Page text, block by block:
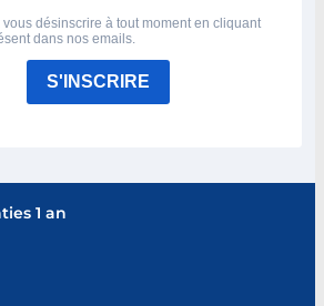
vous désinscrire à tout moment en cliquant
dans nos emails.
S'INSCRIRE
1 an